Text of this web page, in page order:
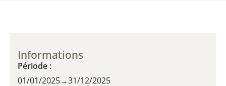
Informations
Période :
01/01/2025→31/12/2025